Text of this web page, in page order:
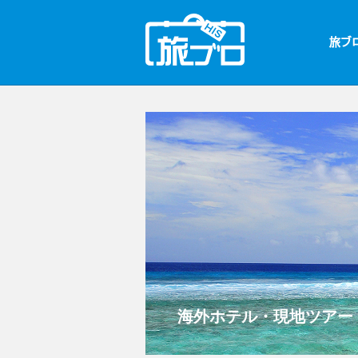
海外ホテル・現地ツア